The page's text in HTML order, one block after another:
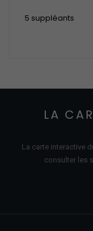
5 suppléants
LA
La carte interactive
consulter les